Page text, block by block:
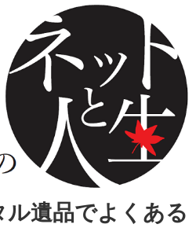
遺品でよくある